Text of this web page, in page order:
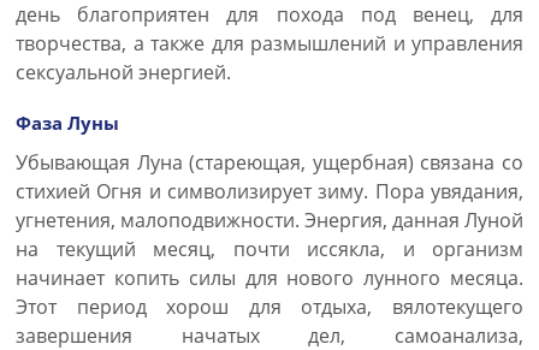
день благоприятен для похода под венец, для
творчества, а также для размышлений и управления
сексуальной энергией.
Фаза Луны
Убывающая Луна (стареющая, ущербная) связана со
стихией Огня и символизирует зиму. Пора увядания,
угнетения, малоподвижности. Энергия, данная Луной
на текущий месяц, почти иссякла, и организм
начинает копить силы для нового лунного месяца.
Этот период хорош для отдыха, вялотекущего
завершения начатых дел, самоанализа,